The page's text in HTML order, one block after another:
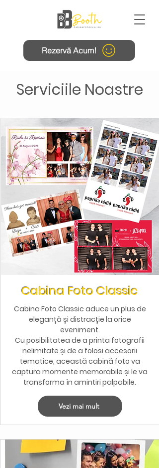
Rezervă Acum!
Serviciile Noastre
Cabina Foto Classic
Cabina Foto Classic aduce un plus de
eleganță și distracție la orice
eveniment.
Cu posibilitatea de a printa fotografii
nelimitate și de a folosi accesorii
tematice, această cabină foto va
captura momente memorabile și le va
transforma în amintiri palpabile.
Vezi mai mult